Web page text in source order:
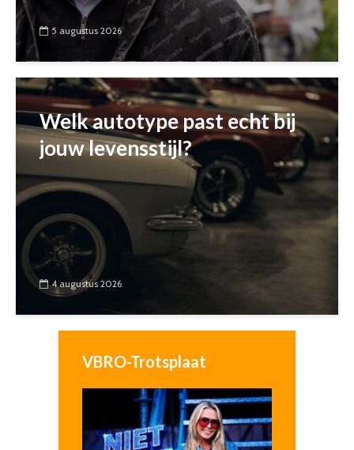
5 augustus 2026
Welk autotype past echt bij
jouw levensstijl?
4 augustus 2026
VBRO-Trotsplaat